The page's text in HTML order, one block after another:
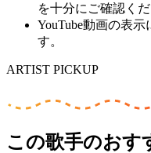
を十分にご確認くだ
YouTube動画の表示
す。
ARTIST PICKUP
この歌手のおす